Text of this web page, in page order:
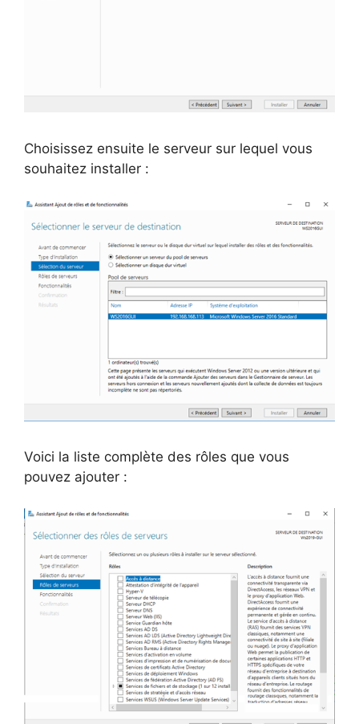
Choisissez ensuite le serveur sur lequel vous
souhaitez installer :
Voici la liste complète des rôles que vous
pouvez ajouter :